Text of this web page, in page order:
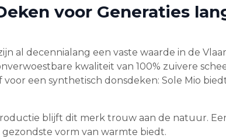
voor Generaties
al decennialang een vaste waarde in de
kwaliteit van 100% zuivere
een synthetisch donsdeken: Sole Mio
blijft dit merk trouw aan de natuur.
vorm van warmte biedt.